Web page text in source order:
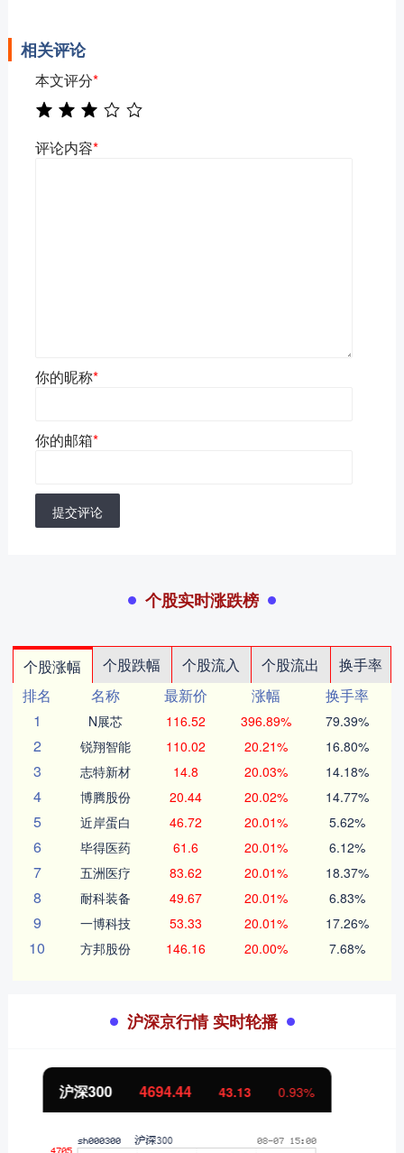
相关评论
本文评分*
评论内容*
你的昵称*
你的邮箱*
提交评论
个股实时涨跌榜
个股涨幅 个股跌幅 个股流入 个股流出
换手率
排名
名称 最新价 涨幅
换手率
1
N展芯 116.52 396.89% 79.39%
2 锐翔智能 110.02 20.21% 16.80%
3 志特新材 14.8 20.03% 14.18%
4 博腾股份 20.44 20.02% 14.77%
5 近岸蛋白 46.72 20.01% 5.62%
6 毕得医药 61.6 20.01% 6.12%
7 五洲医疗 83.62 20.01% 18.37%
8 耐科装备 49.67 20.01% 6.83%
9 一博科技 53.33 20.01% 17.26%
10 方邦股份 146.16 20.00% 7.68%
沪深京行情 实时轮播
北证50 1134.24 11.37 1.01%